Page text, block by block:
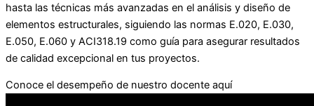
hasta las técnicas más avanzadas en el análisis y diseño de
elementos estructurales, siguiendo las normas E.020, E.030,
E.050, E.060 y ACI318.19 como guía para asegurar resultados
de calidad excepcional en tus proyectos.
Conoce el desempeño de nuestro docente aquí